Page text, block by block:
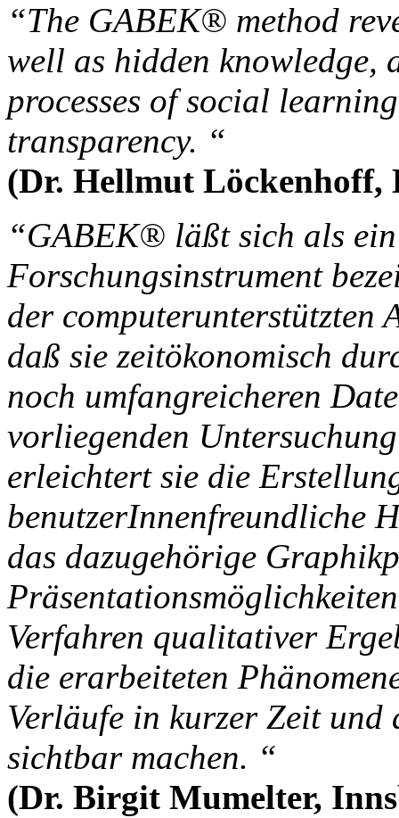
“The GABEK® method
well as hidden knowledge,
processes of social
transparency. “
(Dr. Hellmut Löckenhoff,
“GABEK® läßt sich als
Forschungsinstrument
der computerunterstützten
daß sie zeitökonomisch
noch umfangreicheren
vorliegenden
erleichtert sie die
benutzerInnenfreundliche
das dazugehörige
Verfahren qualitativer
die erarbeiteten
Verläufe in kurzer Zeit
sichtbar machen. “
(Dr. Birgit Mumelter,